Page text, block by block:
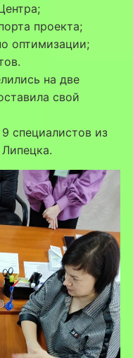
проекта;
оптимизации;
на две
свой
специалистов из